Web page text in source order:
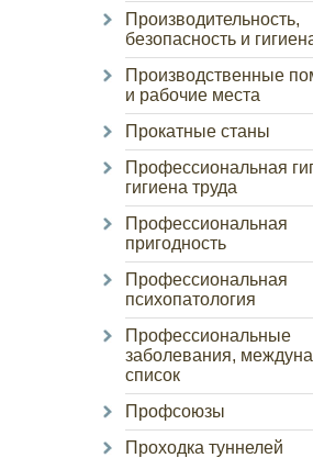
Производительность,
безопасность и
Производственные
и рабочие места
Прокатные станы
Профессиональная
гигиена труда
Профессиональная
пригодность
Профессиональная
психопатология
Профессиональные
заболевания,
список
Профсоюзы
Проходка туннелей